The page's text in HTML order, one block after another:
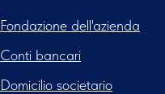
Fondazione dell'azienda
Conti bancari
Domicilio societario